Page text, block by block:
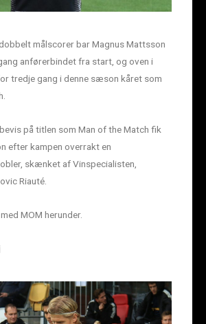
målscorer bar Magnus Mattsson
anførerbindet fra start, og oven i
tredje gang i denne sæson kåret som
på titlen som Man of the Match fik
efter kampen overrakt en
skænket af Vinspecialisten,
Riauté.
MOM herunder.